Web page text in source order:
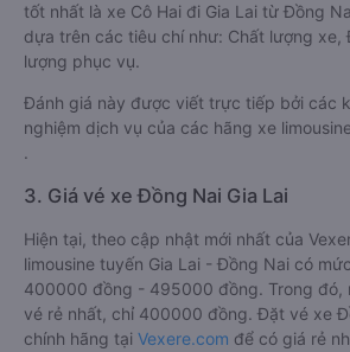
tốt nhất là xe Cô Hai đi Gia Lai từ Đồng
dựa trên các tiêu chí như: Chất lượng xe,
lượng phục vụ.
Đánh giá này được viết trực tiếp bởi các
nghiệm dịch vụ của các hãng xe
.
3. Giá vé xe Đồng Nai Gia Lai
Hiện tại, theo cập nhật mới nhất của
limousine tuyến Gia Lai - Đồng Nai có
400000 đồng - 495000 đồng. Trong đó,
vé rẻ nhất, chỉ 400000 đồng. Đặt vé xe
chính hãng tại Vexere.com để có giá rẻ